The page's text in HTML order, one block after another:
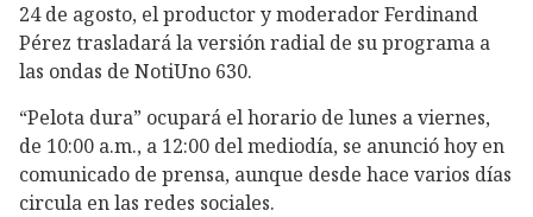
24 de agosto, el productor y moderador Ferdinand
Pérez trasladará la versión radial de su programa a
las ondas de NotiUno 630.
“Pelota dura” ocupará el horario de lunes a viernes,
de 10:00 a.m., a 12:00 del mediodía, se anunció hoy en
comunicado de prensa, aunque desde hace varios días
circula en las redes sociales.